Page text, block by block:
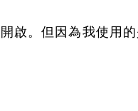
啟。但因為我使用